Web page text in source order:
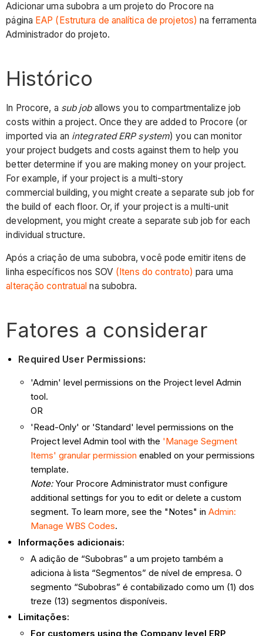
Adicionar uma subobra a um projeto do Procore na
página EAP (Estrutura de analítica de projetos) na ferramenta
Administrador do projeto.
Histórico
In Procore, a sub joballows you to compartmentalize job
costs within a project. Once they are added to Procore (or
imported via an integrated ERP system) you can monitor
your project budgets and costs against them to help you
better determine if you are making money on your project.
For example, if your project is a multi-story
commercial building, you might create a separate sub job for
the build of each floor. Or, if your project is a multi-unit
development, you might create a separate sub job for each
individual structure.
Após a criação de uma subobra, você pode emitir itens de
linha específicos nos SOV (Itens do contrato) para uma
alteração contratual na subobra.
Fatores a considerar
Required User Permissions:
'Admin' level permissions on the Project level Admin
tool.
OR
'Read-Only' or 'Standard' level permissions on the
Project level Admin tool with the 'Manage Segment
Items' granular permission enabled on your permissions
template.
Note:Your Procore Administrator must configure
additional settings for you to edit or delete a custom
segment. To learn more, see the "Notes" inAdmin:
Manage WBS Codes.
Informações adicionais:
A adição de “Subobras” a um projeto também a
adiciona à lista “Segmentos” de nível de empresa. O
segmento “Subobras” é contabilizado como um (1) dos
treze (13) segmentos disponíveis.
Limitações:
For customers using the Company level ERP